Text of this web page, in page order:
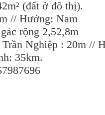
(đất ở đô thị).
// Hướng: Nam
rộng 2,52,8m
Nghiệp : 20m //
35km.